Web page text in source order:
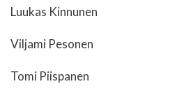
Luukas Kinnunen
Viljami Pesonen
Tomi Piispanen